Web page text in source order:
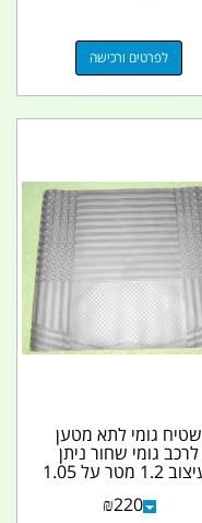
לפרטים ורכישה
שטיח גומי לתא מטען
לרכב גומי שחור ניתן
לעיצוב 1.2 מטר על 1.05
₪220